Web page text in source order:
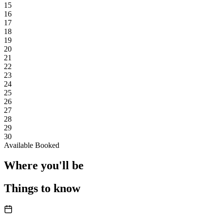
15
16
17
18
19
20
21
22
23
24
25
26
27
28
29
30
Available Booked
Where you'll be
Things to know